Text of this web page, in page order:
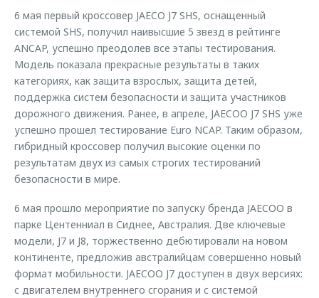
6 мая первый кроссовер JAECO J7 SHS, оснащенный
системой SHS, получил наивысшие 5 звезд в рейтинге
ANCAP, успешно преодолев все этапы тестирования.
Модель показала прекрасные результаты в таких
категориях, как защита взрослых, защита детей,
поддержка систем безопасности и защита участников
дорожного движения. Ранее, в апреле, JAECOO J7 SHS уже
успешно прошел тестирование Euro NCAP. Таким образом,
гибридный кроссовер получил высокие оценки по
результатам двух из самых строгих тестирований
безопасности в мире.
6 мая прошло мероприятие по запуску бренда JAECOO в
парке Центенниал в Сиднее, Австралия. Две ключевые
модели, J7 и J8, торжественно дебютировали на новом
континенте, предложив австралийцам совершенно новый
формат мобильности. JAECOO J7 доступен в двух версиях:
с двигателем внутреннего сгорания и c системой